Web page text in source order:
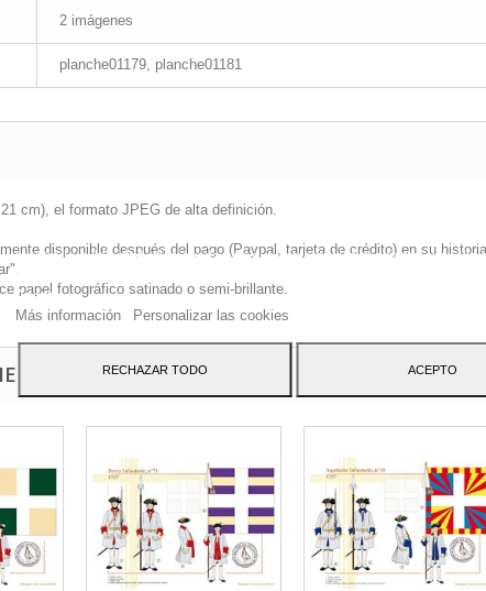
2 imágenes
planche01179, planche01181
cm), el formato JPEG de alta definición.
disponible después del pago (Paypal, tarjeta de crédito) en su
papel fotográfico satinado o semi-brillante.
CATEGORY:
mostrarle publicidad relacionada con sus preferencias mediante el
hábitos de navegación. Para dar su consentimiento sobre su uso pulse el
Acepto.
Más información
Personalizar las cookies
RECHAZAR TODO ACEPTO